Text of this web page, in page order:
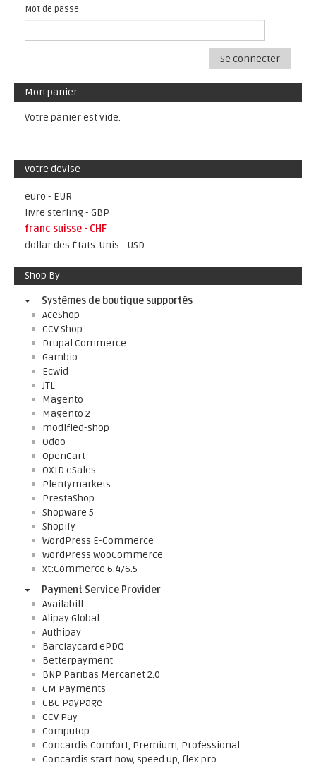
Mot de passe
Se connecter
Mon panier
Votre panier est vide.
Votre devise
euro - EUR
livre sterling - GBP
franc suisse - CHF
dollar des États-Unis - USD
Shop By
Systèmes de boutique supportés
AceShop
CCV Shop
Drupal Commerce
Gambio
Ecwid
JTL
Magento
Magento 2
modified-shop
Odoo
OpenCart
OXID eSales
Plentymarkets
PrestaShop
Shopware 5
Shopify
WordPress E-Commerce
WordPress WooCommerce
xt:Commerce 6.4/6.5
Payment Service Provider
Availabill
Alipay Global
Authipay
Barclaycard ePDQ
Betterpayment
BNP Paribas Mercanet 2.0
CM Payments
CBC PayPage
CCV Pay
Computop
Concardis Comfort, Premium, Professional
Concardis start.now, speed.up, flex.pro